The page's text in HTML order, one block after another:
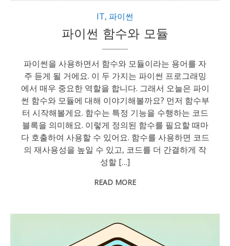
IT, 파이썬
파이썬 함수와 모듈
파이썬을 사용하면서 함수와 모듈이라는 용어를 자
주 듣게 될 거에요. 이 두 가지는 파이썬 프로그래밍
에서 매우 중요한 역할을 합니다. 그래서 오늘은 파이
썬 함수와 모듈에 대해 이야기해볼까요? 먼저 함수부
터 시작해볼게요. 함수는 특정 기능을 수행하는 코드
블록을 의미해요. 이렇게 정의된 함수를 필요할 때마
다 호출하여 사용할 수 있어요. 함수를 사용하면 코드
의 재사용성을 높일 수 있고, 코드를 더 간결하게 작
성할 […]
READ MORE